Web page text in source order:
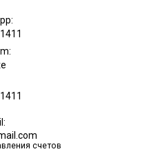
счетов